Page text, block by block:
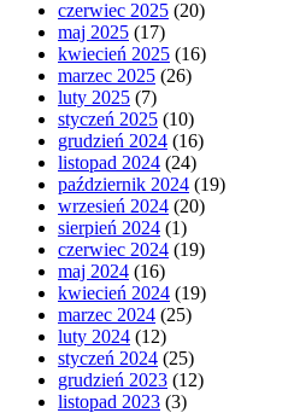
czerwiec 2025 (20)
maj 2025 (17)
kwiecień 2025 (16)
marzec 2025 (26)
luty 2025 (7)
styczeń 2025 (10)
grudzień 2024 (16)
listopad 2024 (24)
październik 2024 (19)
wrzesień 2024 (20)
sierpień 2024 (1)
czerwiec 2024 (19)
maj 2024 (16)
kwiecień 2024 (19)
marzec 2024 (25)
luty 2024 (12)
styczeń 2024 (25)
grudzień 2023 (12)
listopad 2023 (3)